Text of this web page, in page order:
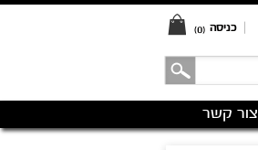
כניסה (0)
צור קשר